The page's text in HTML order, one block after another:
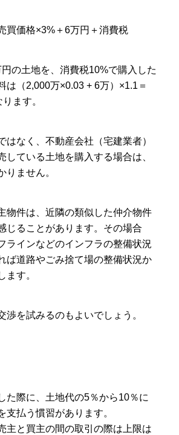
価格×3%＋6万円＋消費税
の土地を、消費税10%で購入した
は（2,000万×0.03 + 6万）×1.1＝
ます。
はなく、不動産会社（宅建業者）
している土地を購入する場合は、
りません。
物件は、近隣の類似した仲介物件
じることがあります。その場合
ラインなどのインフラの整備状況
ば道路やごみ捨て場の整備状況か
ます。
渉を試みるのもよいでしょう。
た際に、土地代の5％から10％に
支払う慣習があります。
主と買主の間の取引の際は上限は